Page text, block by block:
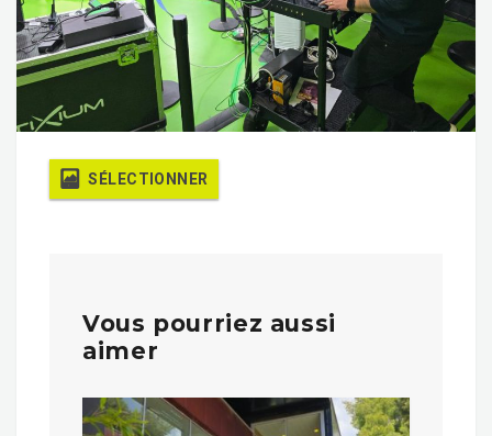
SÉLECTIONNER
Vous pourriez aussi
aimer